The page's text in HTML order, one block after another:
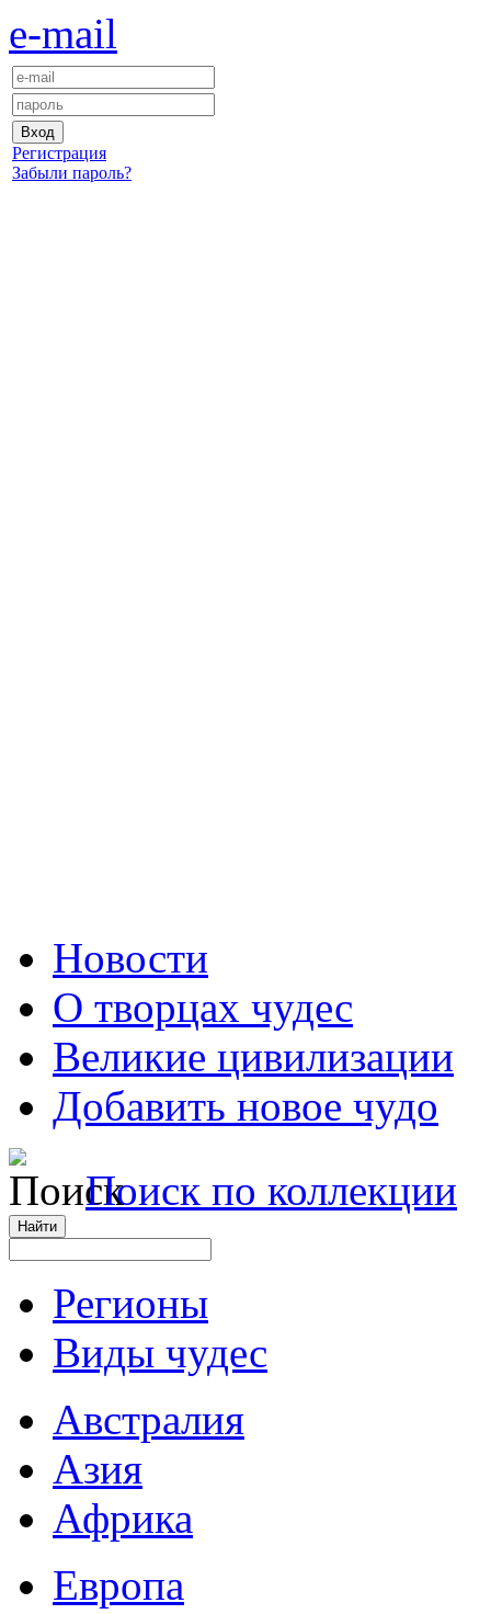
e-mail
Регистрация
Забыли пароль?
Новости
О творцах чудес
Великие цивилизации
Добавить новое чудо
Поиск по коллекции
Регионы
Виды чудес
Австралия
Азия
Африка
Европа